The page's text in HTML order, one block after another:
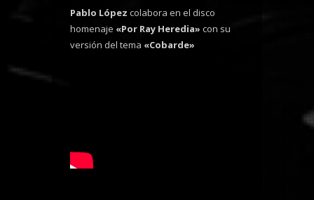
Pablo López colabora en el disco
homenaje «Por Ray Heredia» con su
versión del tema «Cobarde»